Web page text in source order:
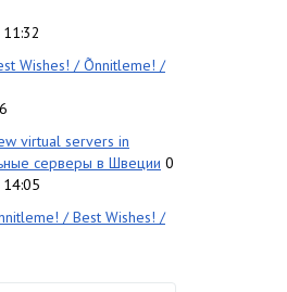
Wishes! / Õnnitleme! /
virtual servers in
серверы в Швеции 0
/ Best Wishes! /